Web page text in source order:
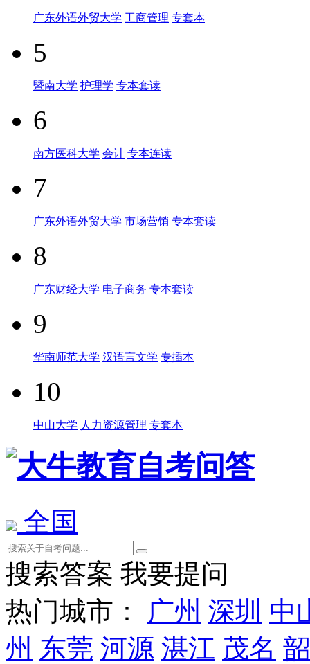
广东外语外贸大学 工商管理 专套本
5
暨南大学 护理学 专本套读
6
南方医科大学 会计 专本连读
7
广东外语外贸大学 市场营销 专本套读
8
广东财经大学 电子商务 专本套读
9
华南师范大学 汉语言文学 专插本
10
中山大学 人力资源管理 专套本
全国
搜索答案 我要提问
热门城市：
广州 深圳 中
州 东莞 河源 湛江 茂名